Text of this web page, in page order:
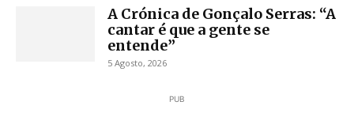
A Crónica de Gonçalo Serras: “A
cantar é que a gente se
entende”
5 Agosto, 2026
PUB